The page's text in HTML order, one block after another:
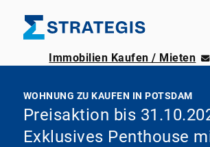
Immobilien Kaufen / Mieten
WOHNUNG ZU KAUFEN IN POTSDAM
Preisaktion bis
Exklusives Penthouse